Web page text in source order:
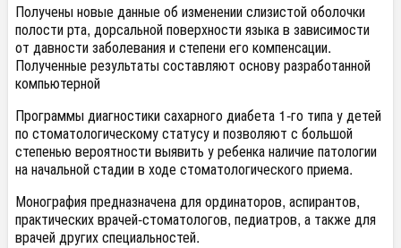
Получены новые данные об изменении слизистой оболочки
полости рта, дорсальной поверхности языка в зависимости
от давности заболевания и степени его компенсации.
Полученные результаты составляют основу разработанной
компьютерной
Программы диагностики сахарного диабета 1-го типа у детей
по стоматологическому статусу и позволяют с большой
степенью вероятности выявить у ребенка наличие патологии
на начальной стадии в ходе стоматологического приема.
Монография предназначена для ординаторов, аспирантов,
практических врачей-стоматологов, педиатров, а также для
врачей других специальностей.